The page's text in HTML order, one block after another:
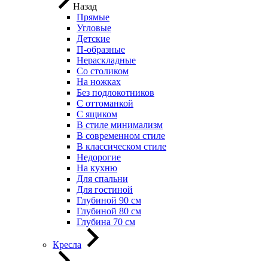
Назад
Прямые
Угловые
Детские
П-образные
Нераскладные
Со столиком
На ножках
Без подлокотников
С оттоманкой
С ящиком
В стиле минимализм
В современном стиле
В классическом стиле
Недорогие
На кухню
Для спальни
Для гостиной
Глубиной 90 см
Глубиной 80 см
Глубина 70 см
Кресла